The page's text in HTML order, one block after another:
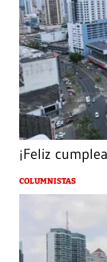
¡Feliz
COLUMNISTAS